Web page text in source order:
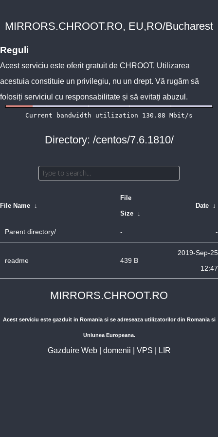
MIRRORS.CHROOT.RO, EU,RO/Bucharest
Reguli
Acest serviciu este oferit gratuit de CHROOT. Utilizarea
acestuia constituie un privilegiu, nu un drept. Vă rugăm să
folosiți serviciul cu responsabilitate și să evitați abuzul.
Directory: /centos/7.6.1810/
File Name ↓
File
Size ↓
Date ↓
Parent directory/ - -
readme 439 B
2019-Sep-25
12:47
MIRRORS.CHROOT.RO
Acest serviciu este gazduit in Romania si se adreseaza utilizatorilor din Romania si
Uniunea Europeana.
Gazduire Web| domenii VPS LIR